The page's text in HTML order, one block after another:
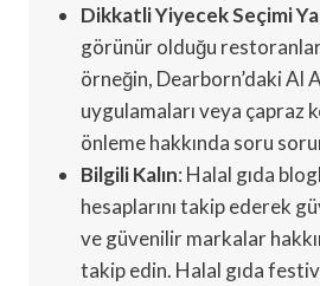
Dikkatli Yiyecek Seçimi
görünür olduğu
örneğin, Dearborn’daki Al
uygulamaları veya çapraz
önleme hakkında soru
Bilgili Kalın: Halal gıda
hesaplarını takip ederek
ve güvenilir markalar
takip edin. Halal gıda